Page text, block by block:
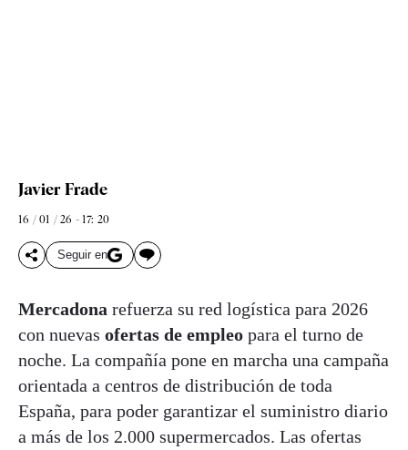
Javier Frade
16 / 01 / 26 - 17: 20
Seguir en
Mercadona refuerza su red logística para 2026
con nuevas ofertas de empleo para el turno de
noche. La compañía pone en marcha una campaña
orientada a centros de distribución de toda
España, para poder garantizar el suministro diario
a más de los 2.000 supermercados. Las ofertas